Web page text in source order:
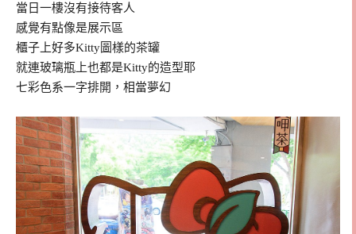
當日一樓沒有接待客人
感覺有點像是展示區
櫃子上好多Kitty圖樣的茶罐
就連玻璃瓶上也都是Kitty的造型耶
七彩色系一字排開，相當夢幻